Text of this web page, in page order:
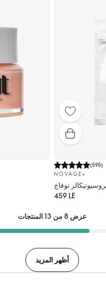
(595)
NOVAGE+
459 LE
عرض 8 من 13 المنتجات
أظهر المزيد